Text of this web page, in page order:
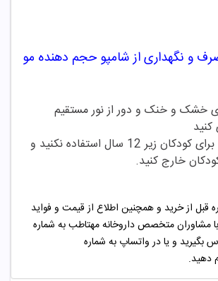
و نگهداری ازشامپو حجم دهنده مو
خشک و خنک و دور از نور مستقیم
📌از این محصول برای کودکان زیر 12 سال استفاده نکنید و
خارج کنید.
قبل از خرید و همچنین اطلاع از قیمت و فواید
مشاوران متخصص داروخانه مهتاطب به شماره
تماس بگیرید و یا در واتساپ به شماره